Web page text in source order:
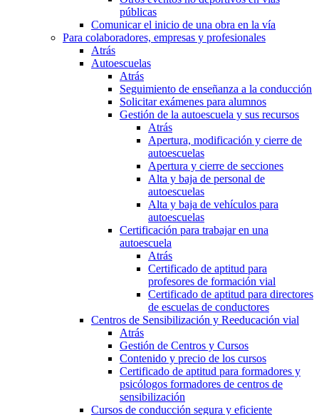
públicas
Comunicar el inicio de una obra en la vía
Para colaboradores, empresas y profesionales
Atrás
Autoescuelas
Atrás
Seguimiento de enseñanza a la conducción
Solicitar exámenes para alumnos
Gestión de la autoescuela y sus recursos
Atrás
Apertura, modificación y cierre de
autoescuelas
Apertura y cierre de secciones
Alta y baja de personal de
autoescuelas
Alta y baja de vehículos para
autoescuelas
Certificación para trabajar en una
autoescuela
Atrás
Certificado de aptitud para
profesores de formación vial
Certificado de aptitud para directores
de escuelas de conductores
Centros de Sensibilización y Reeducación vial
Atrás
Gestión de Centros y Cursos
Contenido y precio de los cursos
Certificado de aptitud para formadores y
psicólogos formadores de centros de
sensibilización
Cursos de conducción segura y eficiente